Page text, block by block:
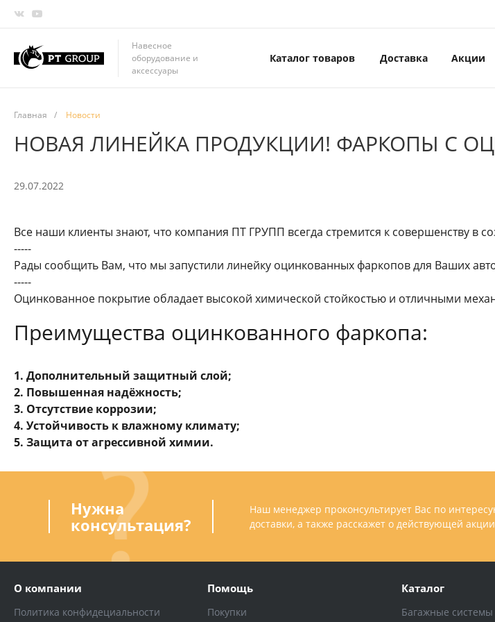
Навесное
оборудование и
аксессуары
Каталог товаров Доставка Акции
Главная / Новости
НОВАЯ ЛИНЕЙКА ПРОДУКЦИИ! ФАРКОПЫ С
29.07.2022
Все наши клиенты знают, что компания ПТ ГРУПП всегда стремится к совершенству в
-----
Рады сообщить Вам, что мы запустили линейку оцинкованных фаркоповдля Ваших
-----
Оцинкованное покрытие обладает высокой химической стойкостью и отличными
Преимущества оцинкованного фаркопа:
1. Дополнительный защитный слой;
2. Повышенная надёжность;
3. Отсутствие коррозии;
4. Устойчивость к влажному климату;
5. Защита от агрессивной химии.
Нужна
консультация?
Наш менеджер проконсультирует Вас по
доставки, а также расскажет о действующей
О компании
Политика конфидециальности
Помощь
Покупки
Каталог
Багажные системы